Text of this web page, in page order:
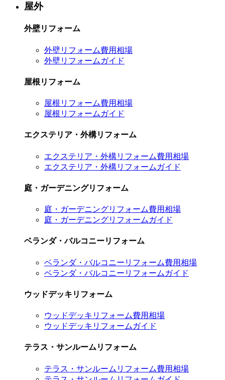
屋外
外壁リフォーム
外壁リフォーム費用相場
外壁リフォームガイド
屋根リフォーム
屋根リフォーム費用相場
屋根リフォームガイド
エクステリア・外構リフォーム
エクステリア・外構リフォーム費用相場
エクステリア・外構リフォームガイド
庭・ガーデニングリフォーム
庭・ガーデニングリフォーム費用相場
庭・ガーデニングリフォームガイド
ベランダ・バルコニーリフォーム
ベランダ・バルコニーリフォーム費用相場
ベランダ・バルコニーリフォームガイド
ウッドデッキリフォーム
ウッドデッキリフォーム費用相場
ウッドデッキリフォームガイド
テラス・サンルームリフォーム
テラス・サンルームリフォーム費用相場